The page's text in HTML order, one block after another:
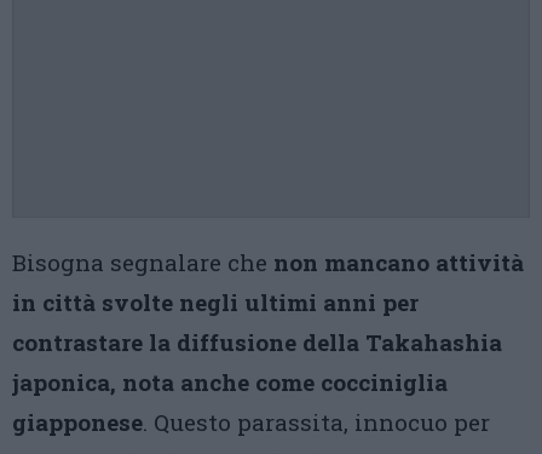
Bisogna segnalare che non mancano attività
in città svolte negli ultimi anni per
contrastare la diffusione della Takahashia
japonica, nota anche come cocciniglia
giapponese. Questo parassita, innocuo per